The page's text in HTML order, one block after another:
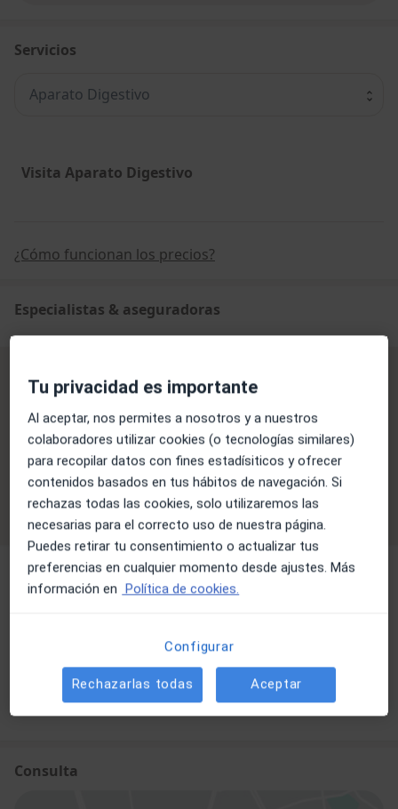
Servicios
Aparato Digestivo
Visita Aparato Digestivo
¿Cómo funcionan los precios?
Especialistas & aseguradoras
Se aceptan aseguradoras
La cobertura varía en función del especialista, la
ubicación y el servicio. Confirma la cobertura en el
proceso de reserva.
Filtrar por aseguradora
Alergólogo
Dra. Eulàlia Tauler Toro
Alergólogo, Pediatra
Consulta
Tu privacidad es importante
Al aceptar, nos permites a nosotros y a nuestros
colaboradores utilizar cookies (o tecnologías similares)
para recopilar datos con fines estadísiticos y ofrecer
contenidos basados en tus hábitos de navegación. Si
rechazas todas las cookies, solo utilizaremos las
necesarias para el correcto uso de nuestra página.
Puedes retirar tu consentimiento o actualizar tus
preferencias en cualquier momento desde ajustes. Más
información en Política de cookies.
Configurar
Rechazarlas todas Aceptar